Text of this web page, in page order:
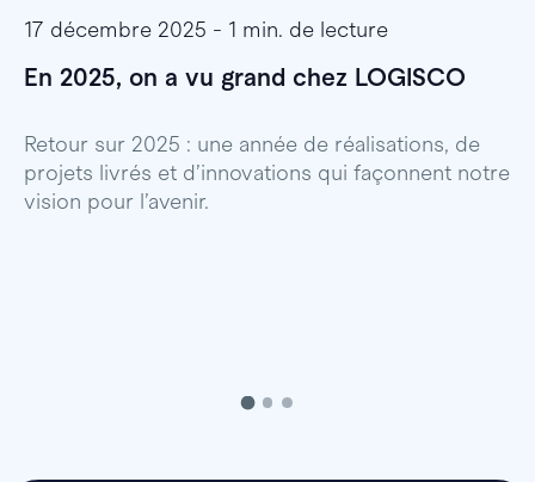
17 décembre 2025 - 1 min. de lecture
En 2025, on a vu grand chez LOGISCO
Retour sur 2025 : une année de réalisations, de
projets livrés et d’innovations qui façonnent notre
vision pour l’avenir.